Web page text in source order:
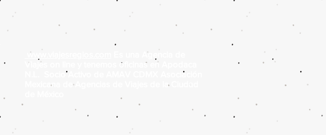
www.viajesregios.com
Es una Agencia de
Viajes on line y tenemos oficinas en Apodaca
N.L. Socio Activo de AMAV CDMX Asociación
Mexicana de Agencias de Viajes de la Ciudad